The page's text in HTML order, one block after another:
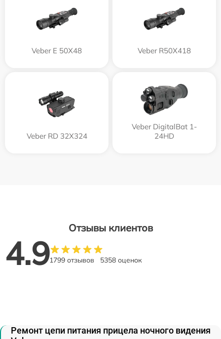
Veber E 50X48 Veber R50X418
Veber RD 32X324
Veber DigitalBat 1-
24HD
Отзывы клиентов
4.91799 отзывов 5358 оценок
Ремонт цепи питания прицела ночного видения